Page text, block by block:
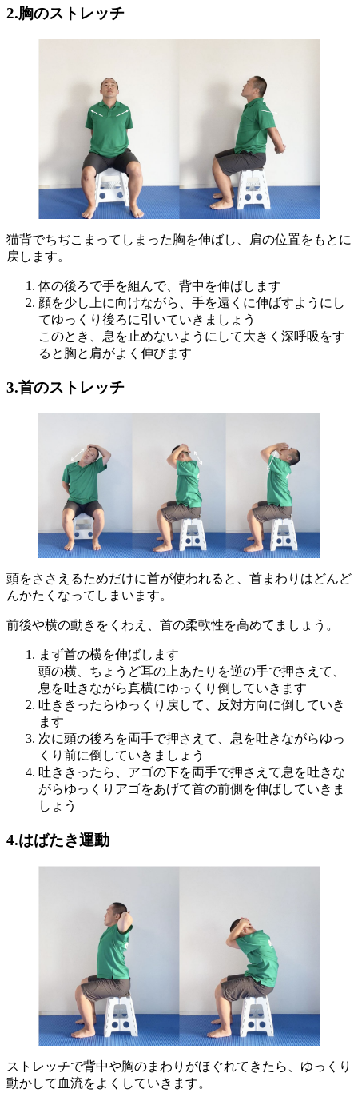
2.胸のストレッチ
猫背でちぢこまってしまった胸を伸ばし、肩の位置をもとに
戻します。
体の後ろで手を組んで、背中を伸ばします
顔を少し上に向けながら、手を遠くに伸ばすようにし
てゆっくり後ろに引いていきましょう
このとき、息を止めないようにして大きく深呼吸をす
ると胸と肩がよく伸びます
3.首のストレッチ
頭をささえるためだけに首が使われると、首まわりはどんど
んかたくなってしまいます。
前後や横の動きをくわえ、首の柔軟性を高めてましょう。
まず首の横を伸ばします
頭の横、ちょうど耳の上あたりを逆の手で押さえて、
息を吐きながら真横にゆっくり倒していきます
吐ききったらゆっくり戻して、反対方向に倒していき
ます
次に頭の後ろを両手で押さえて、息を吐きながらゆっ
くり前に倒していきましょう
吐ききったら、アゴの下を両手で押さえて息を吐きな
がらゆっくりアゴをあげて首の前側を伸ばしていきま
しょう
4.はばたき運動
ストレッチで背中や胸のまわりがほぐれてきたら、ゆっくり
動かして血流をよくしていきます。